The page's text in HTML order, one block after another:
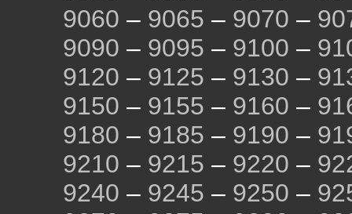
9060 – 9065 – 9070 –
9090 – 9095 – 9100 –
9120 – 9125 – 9130 –
9150 – 9155 – 9160 –
9180 – 9185 – 9190 –
9210 – 9215 – 9220 –
9240 – 9245 – 9250 –